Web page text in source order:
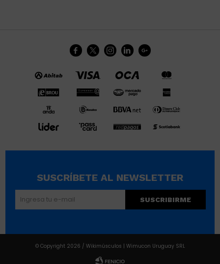
    
SUSCRÍBETE AL NEWSLETTER
SUSCRIBIRME
© Copyright 2026 / Wikimúsculos | Wimucon Uruguay SRL